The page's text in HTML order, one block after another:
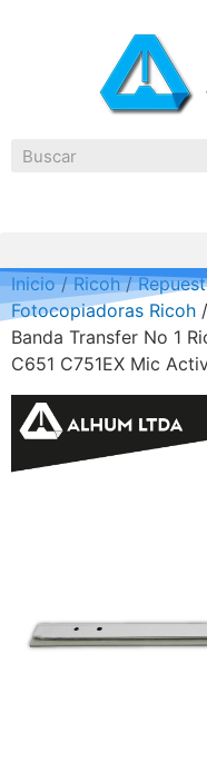
Inicio/Ricoh/
Fotocopiadoras Ricoh
Banda Transfer No 1
C651 C751EX Mic